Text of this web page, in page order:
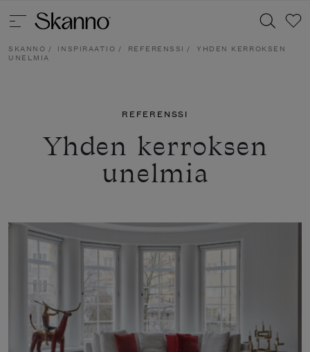
SKANNO / INSPIRAATIO / REFERENSSI / YHDEN KERROKSEN
UNELMIA
REFERENSSI
Yhden kerroksen
unelmia